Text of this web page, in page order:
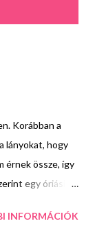
Korábban a
lányokat, hogy
érnek össze, így
egy óriási
aki 2-3 kiló
INFORMÁCIÓK